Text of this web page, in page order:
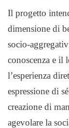
Il progetto
dimensione di
socio-
conoscenza e il
l’esperienza
espressione di
creazione di
agevolare la